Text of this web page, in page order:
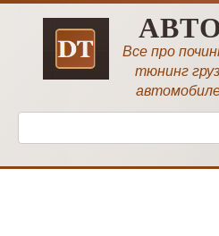
Перейти
Все про
тюнинг
Поиск: